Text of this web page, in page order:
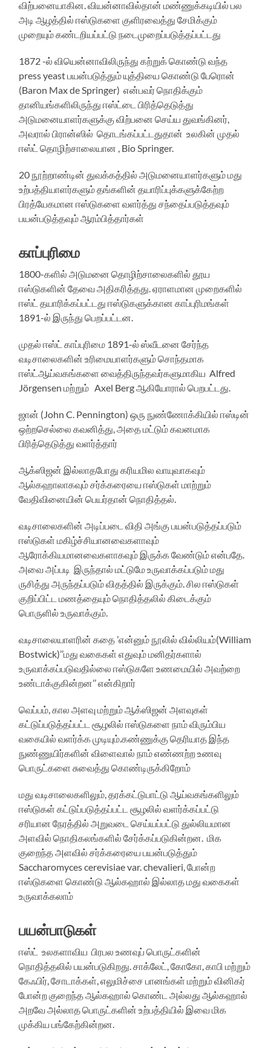
விற்பனையாகின. வியன்னாவில்தான் மண்ணுக்கடியில் பல
அடி ஆழத்தில் ஈஸ்டுகளை குளிரவைத்து சேமிக்கும்
முறையும் கண்டறியப்பட்டு நடைமுறைப்படுத்தப்பட்டது
1872 -ல் வியென்னாவிலிருந்து கற்றுக் கொண்டு வந்த
press yeast பயன்படுத்தும் யுத்தியை கொண்டு பேரொன்
(Baron Max de Springer) என்பவர் நொதிக்கும்
தானியங்களிலிருந்து ஈஸ்ட்டை பிரித்தெடுத்து
அடுமனையாளர்களுக்கு விற்பனை செய்ய துவங்கினர்,
அவரால் பிரான்ஸில் தொடங்கப்பட்டதுதான் உலகின் முதல்
ஈஸ்ட் தொழிற்சாலையான , Bio Springer.
20 நூற்றாண்டின் துவக்கத்தில் அடுமனையாளர்களும் மது
உற்பத்தியாளர்களும் தங்களின் தயாரிப்புக்களுக்கேற்ற
பிரத்யேகமான ஈஸ்டுகளை வளர்த்து சந்தைப்படுத்தவும்
பயன்படுத்தவும் ஆரம்பித்தார்கள்
காப்புரிமை
1800-களில் அடுமனை தொழிற்சாலைகளில் தூய
ஈஸ்டுகளின் தேவை அதிகரித்தது. ஏராளமான முறைகளில்
ஈஸ்ட் தயாரிக்கப்பட்டது ஈஸ்டுகளுக்கான காப்புரிமங்கள்
1891-ல் இருந்து பெறப்பட்டன.
முதல் ஈஸ்ட் காப்புரிமை 1891-ல் ஸ்வீடனை சேர்ந்த
வடிசாலைகளின் உரிமையாளர்களும் சொந்தமாக
ஈஸ்ட்ஆய்வகங்களை வைத்திருந்தவர்களுமாகிய Alfred
Jörgensen மற்றும் Axel Berg ஆகியோரால் பெறபட்டது.
ஜான் (John C. Pennington) ஒரு நுண்ணோக்கியில் ஈஸ்டின்
ஒற்றசெல்லை கவனித்து, அதை மட்டும் கவனமாக
பிரித்தெடுத்து வளர்த்தார்
ஆக்ஸிஜன் இல்லாதபோது கரியமில வாயுவாகவும்
ஆல்கஹாலாகவும் சர்க்கரையை ஈஸ்டுகள் மாற்றும்
வேதிவினையின் பெயர்தான் நொதித்தல்.
வடிசாலைகளின் அடிப்படை விதி அங்கு பயன்படுத்தப்படும்
ஈஸ்டுகள் மகிழ்ச்சியானவைகளாவும்
ஆரோக்கியமானவைகளாகவும் இருக்க வேண்டும் என்பதே.
அவை அப்படி இருந்தால் மட்டுமே உருவாக்கப்படும் மது
ருசித்து அருந்தப்படும் விதத்தில் இருக்கும். சில ஈஸ்டுகள்
குறிப்பிட்ட மணத்தையும் நொதித்தலில் கிடைக்கும்
பொருளில் உருவாக்கும்.
வடிசாலையாளரின் கதை ’என்னும் நூலில் வில்லியம்(William
Bostwick)’’மது வகைகள் எதுவும் மனிதர்களால்
உருவாக்கப்படுவதில்லை ஈஸ்டுகளே உணமையில் அவற்றை
உண்டாக்குகின்றன’’ என்கிறார்
வெப்பம், கால அளவு மற்றும் ஆக்ஸிஜன் அளவுகள்
கட்டுப்படுத்தப்பட்ட சூழலில் ஈஸ்டுகளை நாம் விரும்பிய
வகையில் வளர்க்க முடியும்.கண்ணுக்கு தெரியாத இந்த
நுண்ணுயிர்களின் விளைவால் நாம் எண்ணற்ற உணவு
பொருட்களை சுவைத்து கொண்டிருக்கிறோம்
மது வடிசாலைகளிலும், தரக்கட்டுபாட்டு ஆய்வகங்களிலும்
ஈஸ்டுகள் கட்டுப்படுத்தப்பட்ட சூழலில் வளர்க்கப்பட்டு
சரியான நேரத்தில் அறுவடை செய்யப்பட்டு துல்லியமான
அளவில் நொதிகலங்களில் சேர்க்கப்படுகின்றன. மிக
குறைந்த அளவில் சர்க்கரையை பயன்படுத்தும்
Saccharomyces cerevisiae var. chevalieri, போன்ற
ஈஸ்டுகளை கொண்டு ஆல்கஹால் இல்லாத மது வகைகள்
உருவாக்கலாம்
பயன்பாடுகள்
ஈஸ்ட் உலகளாவிய பிரபல உணவுப் பொருட்களின்
நொதித்தலில் பயன்படுகிறது. சாக்லேட், கோகோ, காபி மற்றும்
கேஃபிர், சோடாக்கள், எலுமிச்சை பானங்கள் மற்றும் வினிகர்
போன்ற குறைந்த ஆல்கஹால் கொண்ட அல்லது ஆல்கஹால்
அறவே அல்லாத பொருட்களின் உற்பத்தியில் இவை மிக
முக்கிய பங்கேற்கின்றன.